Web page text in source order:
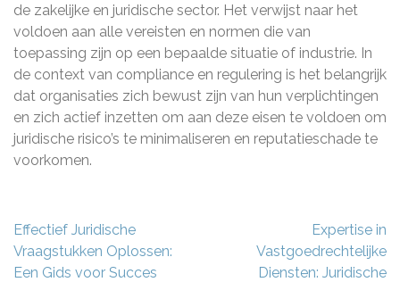
de zakelijke en juridische sector. Het verwijst naar het
voldoen aan alle vereisten en normen die van
toepassing zijn op een bepaalde situatie of industrie. In
de context van compliance en regulering is het belangrijk
dat organisaties zich bewust zijn van hun verplichtingen
en zich actief inzetten om aan deze eisen te voldoen om
juridische risico’s te minimaliseren en reputatieschade te
voorkomen.
Berichtnavigatie
Effectief Juridische
Vraagstukken Oplossen:
Een Gids voor Succes
Expertise in
Vastgoedrechtelijke
Diensten: Juridische